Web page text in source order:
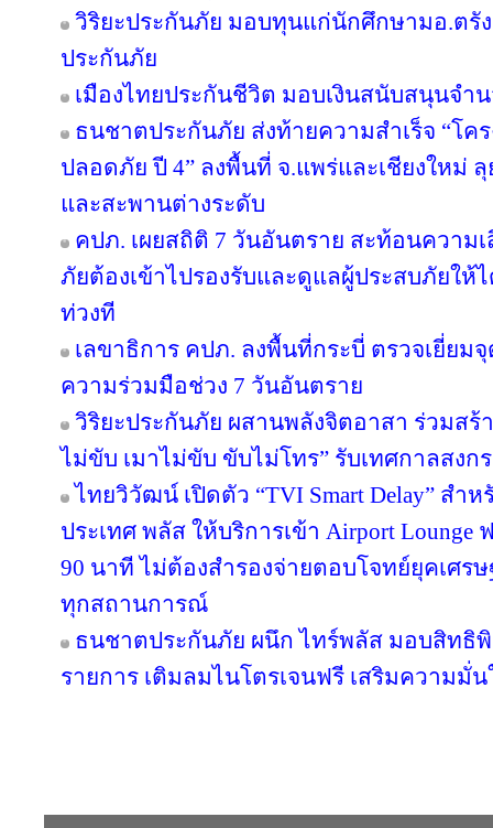
วิริยะประกันภัย มอบทุนแก่นักศึกษามอ.ตรั
ประกันภัย
เมืองไทยประกันชีวิต มอบเงินสนับสนุนจำน
ธนชาตประกันภัย ส่งท้ายความสำเร็จ “โค
ปลอดภัย ปี 4” ลงพื้นที่ จ.แพร่และเชียงใหม่
และสะพานต่างระดับ
คปภ. เผยสถิติ 7 วันอันตราย สะท้อนความ
ภัยต้องเข้าไปรองรับและดูแลผู้ประสบภัยให้
ท่วงที
เลขาธิการ คปภ. ลงพื้นที่กระบี่ ตรวจเยี่ย
ความร่วมมือช่วง 7 วันอันตราย
วิริยะประกันภัย ผสานพลังจิตอาสา ร่วมส
ไม่ขับ เมาไม่ขับ ขับไม่โทร” รับเทศกาลสงก
ไทยวิวัฒน์ เปิดตัว “TVI Smart Delay” สำ
ประเทศ พลัส ให้บริการเข้า Airport
90 นาที ไม่ต้องสำรองจ่ายตอบโจทย์ยุคเศ
ทุกสถานการณ์
ธนชาตประกันภัย ผนึก ไทร์พลัส มอบสิทธิ
รายการ เติมลมไนโตรเจนฟรี เสริมความมั่